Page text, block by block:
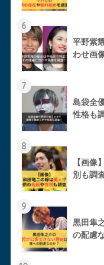
6
平野紫
わせ画
7
島袋全
性格も
8
【画像
別も調
9
黒田隼
の配慮